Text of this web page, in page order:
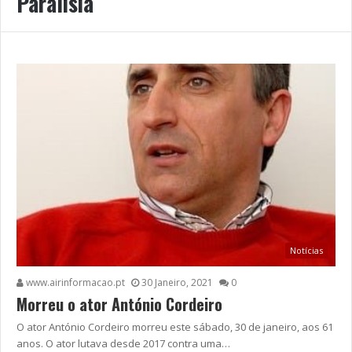
Notícias
www.airinformacao.pt 30 Janeiro, 2021 0
Morreu o ator António Cordeiro
O ator António Cordeiro morreu este sábado, 30 de janeiro, aos 61
anos. O ator lutava desde 2017 contra uma…